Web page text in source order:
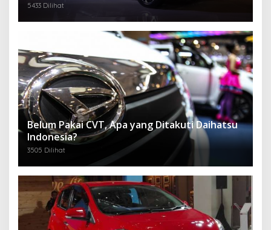
5433 Dilihat
Belum Pakai CVT, Apa yang Ditakuti Daihatsu
Indonesia?
3505 Dilihat